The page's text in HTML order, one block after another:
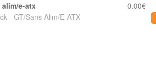
alim/e-atx
- GT/Sans Alim/E-ATX
0.00€